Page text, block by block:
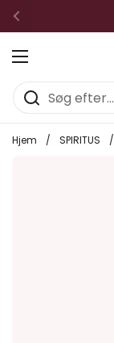
Gå til indhold
Forrige
Åbn menuen
Hjem / SPIRITUS /